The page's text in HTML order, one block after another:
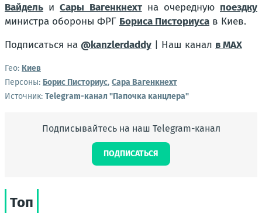
Вайдель иСары Вагенкнехтна очередную поездку
министра обороны ФРГ Бориса Писториуса в Киев.
Подписаться на @kanzlerdaddy | Наш канал в MAX
Гео: Киев
Персоны: Борис Писториус, Сара Вагенкнехт
Источник: Telegram-канал "Папочка канцлера"
Подписывайтесь на наш Telegram-канал
ПОДПИСАТЬСЯ
Топ